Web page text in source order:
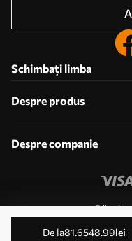
de la81.6548.99lei
Schimbați limba
Despre produs
Despre companie
Editați
© 2011-2026 Uwalls .